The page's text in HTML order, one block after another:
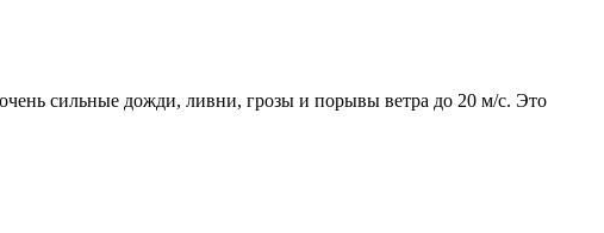
сильные дожди, ливни, грозы и порывы ветра до 20 м/с. Это